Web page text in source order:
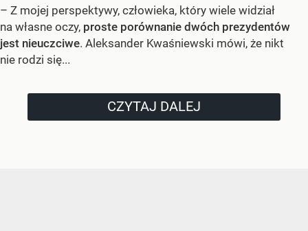
– Z mojej perspektywy, człowieka, który wiele widział
na własne oczy, proste porównanie dwóch prezydentów
jest nieuczciwe. Aleksander Kwaśniewski mówi, że nikt
nie rodzi się...
CZYTAJ DALEJ